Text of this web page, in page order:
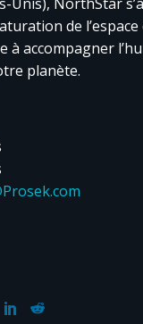
de
à accompagner
planète.